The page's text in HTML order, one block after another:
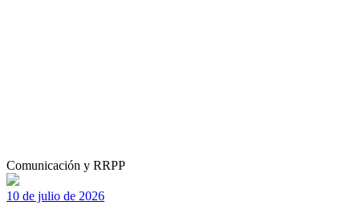
Comunicación y RRPP
10 de julio de 2026